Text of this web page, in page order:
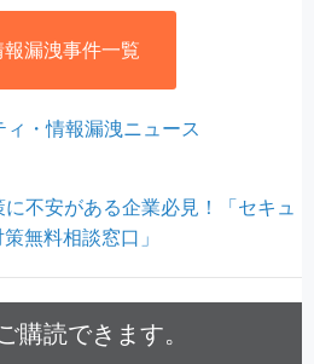
報漏洩事件一覧
・情報漏洩ニュース
不安がある企業必見！「セキュ
無料相談窓口」
購読できます。